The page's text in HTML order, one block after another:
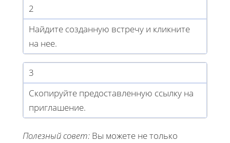
2
Найдите созданную встречу и кликните
на нее.
3
Скопируйте предоставленную ссылку на
приглашение.
Полезный совет: Вы можете не только